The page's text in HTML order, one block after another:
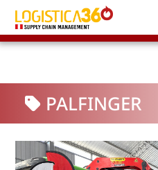
PALFINGER